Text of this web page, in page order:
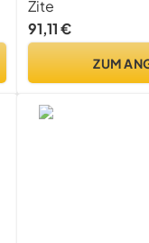
Alu-Ersatzspulen / 1
Rutentasche 100cm
Zite
91,11 €
ZUM